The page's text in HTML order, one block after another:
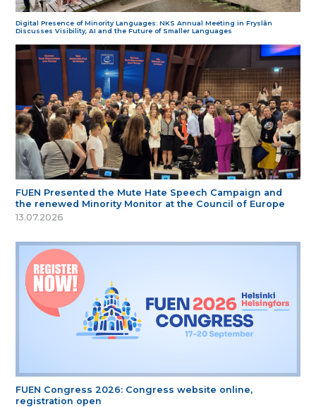
Digital Presence of Minority Languages: NKS Annual Meeting in Fryslân
Discusses Visibility, AI and the Future of Smaller Languages
FUEN Presented the Mute Hate Speech Campaign and
the renewed Minority Monitor at the Council of Europe
13.07.2026
FUEN Congress 2026: Congress website online,
registration open